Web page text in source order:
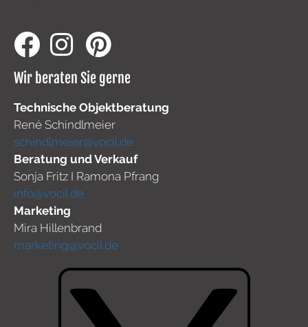
Wir beraten Sie gerne
Technische Objektberatung
René Schindlmeier
schindlmeier@vocil.de
Beratung und Verkauf
Sonja Fritz I Ramona Pfrang
info@vocil.de
Marketing
Mira Hillenbrand
marketing@vocil.de